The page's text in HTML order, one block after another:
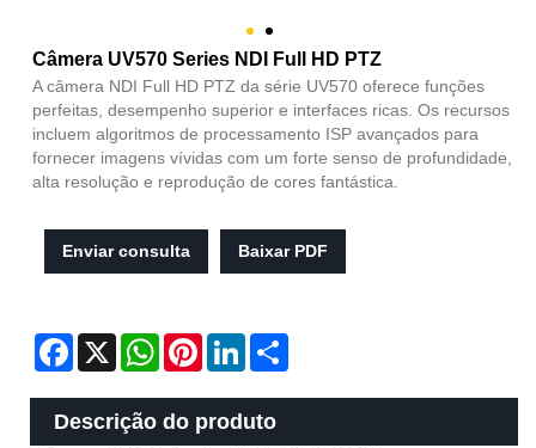
Câmera UV570 Series NDI Full HD PTZ
A câmera NDI Full HD PTZ da série UV570 oferece funções
perfeitas, desempenho superior e interfaces ricas. Os recursos
incluem algoritmos de processamento ISP avançados para
fornecer imagens vívidas com um forte senso de profundidade,
alta resolução e reprodução de cores fantástica.
Enviar consulta Baixar PDF
Facebook
X WhatsAppPinterestLinkedIn
Descrição do produto